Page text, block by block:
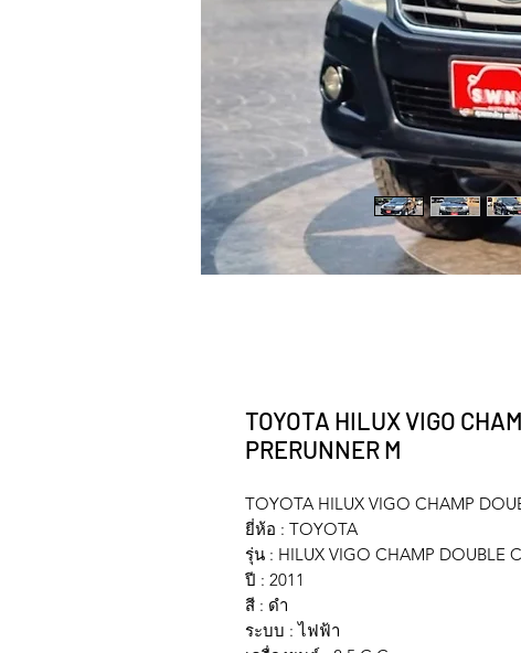
TOYOTA HILUX VIGO
PRERUNNER M
TOYOTA HILUX VIGO CHAMP
ยี่ห้อ : TOYOTA
รุ่น : HILUX VIGO CHAMP DOUBLE
ปี : 2011
สี : ดำ
ระบบ : ไฟฟ้า